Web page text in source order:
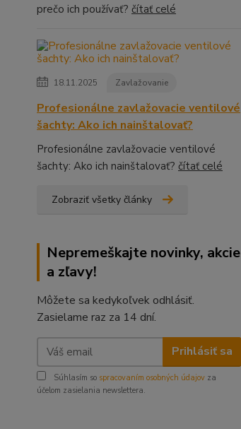
prečo ich používať? čítať celé
18.11.2025 Zavlažovanie
Profesionálne zavlažovacie ventilové
šachty: Ako ich nainštalovať?
Profesionálne zavlažovacie ventilové
šachty: Ako ich nainštalovať? čítať celé
Zobraziť všetky články
Nepremeškajte novinky, akcie
a zľavy!
Môžete sa kedykoľvek odhlásiť.
Zasielame raz za 14 dní.
Prihlásiť sa
Súhlasím so spracovaním osobných údajov za
účelom zasielania newslettera.